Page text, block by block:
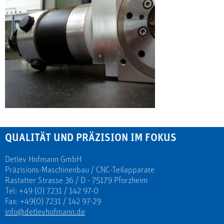
QUALITÄT UND PRÄZISION IM FOKUS
Detlev Hofmann GmbH
Präzisions-Maschinenbau / CNC-Teilapparate
Rastatter Strasse 36 / D - 75179 Pforzheim
Tel: +49 (0) 7231 / 142 97-0
Fax: +49(0) 7231 / 142 97-29
info@detlevhofmann.de